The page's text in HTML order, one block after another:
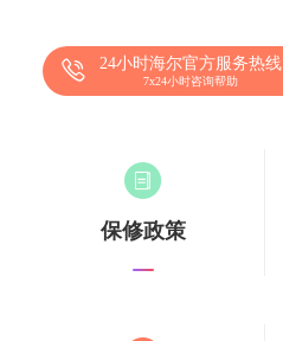
24小时海尔官方服务热线
7x24小时咨询帮助
保修政策